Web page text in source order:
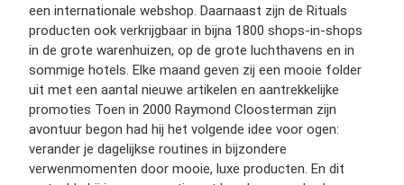
een internationale webshop. Daarnaast zijn de Rituals
producten ook verkrijgbaar in bijna 1800 shops-in-shops
in de grote warenhuizen, op de grote luchthavens en in
sommige hotels. Elke maand geven zij een mooie folder
uit met een aantal nieuwe artikelen en aantrekkelijke
promoties Toen in 2000 Raymond Cloosterman zijn
avontuur begon had hij het volgende idee voor ogen:
verander je dagelijkse routines in bijzondere
verwenmomenten door mooie, luxe producten. En dit